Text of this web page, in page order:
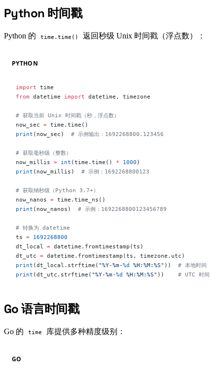
#
Python 时间戳
Python 的 time.time() 返回秒级 Unix 时间戳（浮点数）：
PYTHON
import time
from datetime import datetime, timezone
# 获取当前 Unix 时间戳（秒，浮点数）
now_sec = time.time()
print (now_sec) # 示例输出：1692268800.123456
# 获取毫秒级（整数）
now_millis = int (time.time() * 1000 )
print (now_millis) # 示例：1692268800123
# 获取纳秒级（Python 3.7+）
now_nanos = time.time_ns()
print (now_nanos) # 示例：1692268800123456789
# 转换为 datetime
ts = 1692268800
dt_local = datetime.fromtimestamp(ts)
dt_utc = datetime.fromtimestamp(ts, timezone.utc)
print (dt_local.strftime( "%Y-%m-%d %H:%M:%S" )) # 本地时间
print (dt_utc.strftime( "%Y-%m-%d %H:%M:%S" )) # UTC 时间
#
Go 语言时间戳
Go 的 time 库提供多种精度级别：
GO